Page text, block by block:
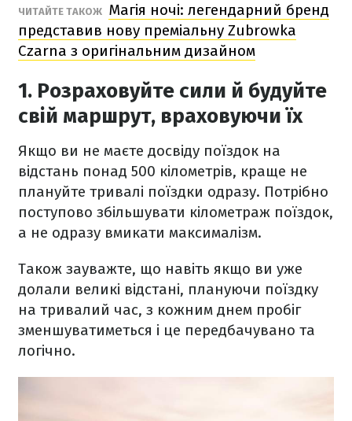
ЧИТАЙТЕ ТАКОЖ Магія ночі: легендарний бренд
представив нову преміальну Zubrowka
Czarna з оригінальним дизайном
1. Розраховуйте сили й будуйте
свій маршрут, враховуючи їх
Якщо ви не маєте досвіду поїздок на
відстань понад 500 кілометрів, краще не
плануйте тривалі поїздки одразу. Потрібно
поступово збільшувати кілометраж поїздок,
а не одразу вмикати максималізм.
Також зауважте, що навіть якщо ви уже
долали великі відстані, плануючи поїздку
на тривалий час, з кожним днем пробіг
зменшуватиметься і це передбачувано та
логічно.